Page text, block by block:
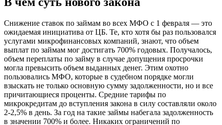
Снижение ставок по займам во всех МФО с 1 февраля — это
ожидаемая инициатива от ЦБ. Те, кто хотя бы раз пользовался
услугами микрофинансовых компаний, знают, что объем
выплат по займам мог достигать 700% годовых. Получалось,
объем переплаты по займу в случае допущения просрочки
могла превысить объем выданных денег. Этим охотно
пользовались МФО, которые в судебном порядке могли
взыскать не только основную сумму задолженности, но и все
причитающиеся проценты. Средние тарифы по
микрокредитам до вступления закона в силу составляли около
2-2,5% в день. За год на такие займы набегала задолженность
в значении 700% и более. Никаких ограничений по